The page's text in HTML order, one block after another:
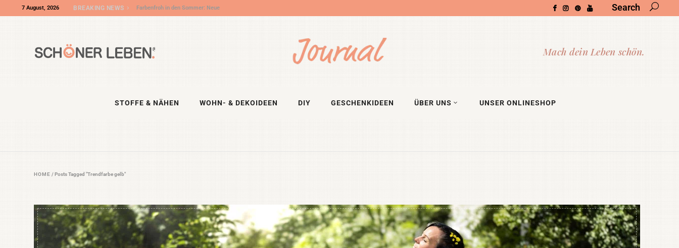
7 August, 2026 BREAKING NEWS Wir sind „Shop des Monats“ bei DIY Search
STOFFE & NÄHEN WOHN- & DEKOIDEEN DIY GESCHENKIDEEN ÜBER UNS UNSER ONLINESHOP
HOME /Posts Tagged "Trendfarbe gelb"